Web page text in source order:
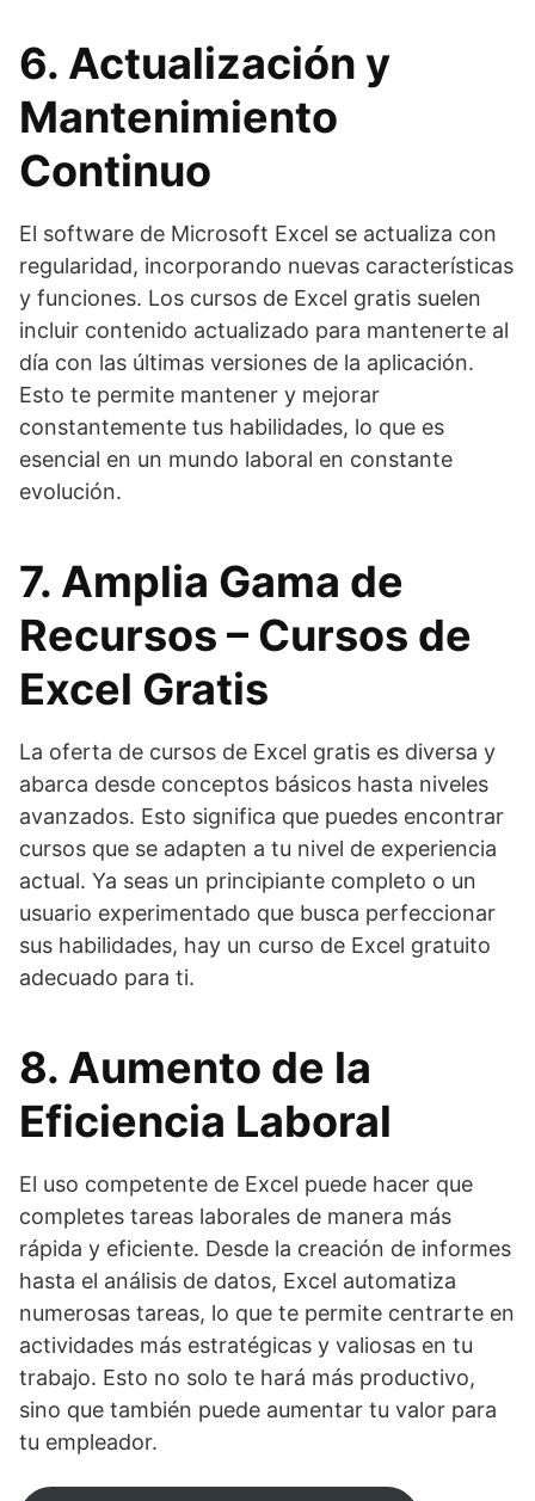
6. Actualización y
Mantenimiento
Continuo
El software de Microsoft Excel se actualiza con
regularidad, incorporando nuevas características
y funciones. Los cursos de Excel gratis suelen
incluir contenido actualizado para mantenerte al
día con las últimas versiones de la aplicación.
Esto te permite mantener y mejorar
constantemente tus habilidades, lo que es
esencial en un mundo laboral en constante
evolución.
7. Amplia Gama de
Recursos – Cursos de
Excel Gratis
La oferta de cursos de Excel gratis es diversa y
abarca desde conceptos básicos hasta niveles
avanzados. Esto significa que puedes encontrar
cursos que se adapten a tu nivel de experiencia
actual. Ya seas un principiante completo o un
usuario experimentado que busca perfeccionar
sus habilidades, hay un curso de Excel gratuito
adecuado para ti.
8. Aumento de la
Eficiencia Laboral
El uso competente de Excel puede hacer que
completes tareas laborales de manera más
rápida y eficiente. Desde la creación de informes
hasta el análisis de datos, Excel automatiza
numerosas tareas, lo que te permite centrarte en
actividades más estratégicas y valiosas en tu
trabajo. Esto no solo te hará más productivo,
sino que también puede aumentar tu valor para
tu empleador.